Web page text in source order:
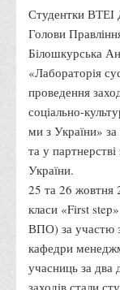
- під час
проведено ряд
сертифікованих
викладачами
Грантові